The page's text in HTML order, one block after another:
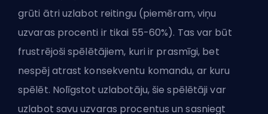
grūti ātri uzlabot reitingu (piemēram, viņu
uzvaras procenti ir tikai 55-60%). Tas var būt
frustrējoši spēlētājiem, kuri ir prasmīgi, bet
nespēj atrast konsekventu komandu, ar kuru
spēlēt. Nolīgstot uzlabotāju, šie spēlētāji var
uzlabot savu uzvaras procentus un sasniegt